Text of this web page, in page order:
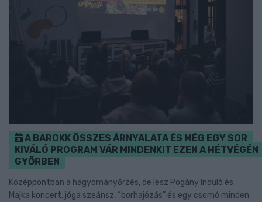
A BAROKK ÖSSZES ÁRNYALATA ÉS MÉG EGY SOR
KIVÁLÓ PROGRAM VÁR MINDENKIT EZEN A HÉTVÉGÉN
GYŐRBEN
Középpontban a hagyományőrzés, de lesz Pogány Induló és
Majka koncert, jóga szeánsz, “borhajózás” és egy csomó minden